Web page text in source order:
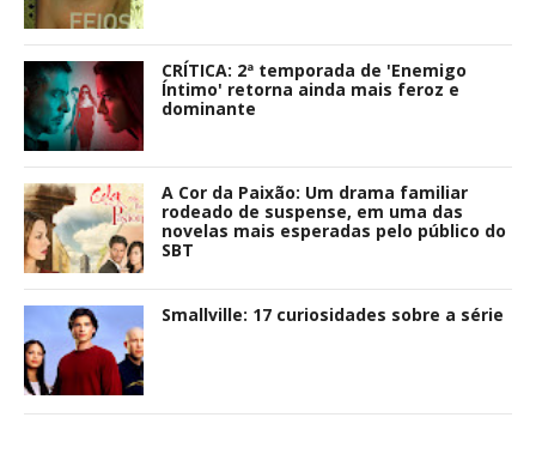
CRÍTICA: 2ª temporada de 'Enemigo
Íntimo' retorna ainda mais feroz e
dominante
A Cor da Paixão: Um drama familiar
rodeado de suspense, em uma das
novelas mais esperadas pelo público do
SBT
Smallville: 17 curiosidades sobre a série